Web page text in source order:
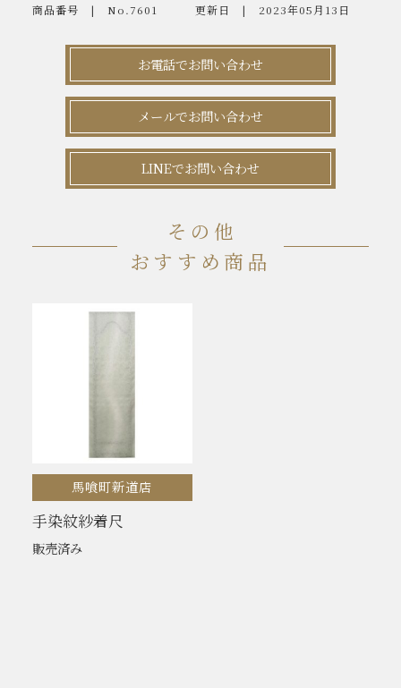
商品番号 No.7601 更新日 2023年05月13日
お電話でお問い合わせ
メールでお問い合わせ
LINEでお問い合わせ
その他
おすすめ商品
馬喰町新道店
手染紋紗着尺
販売済み